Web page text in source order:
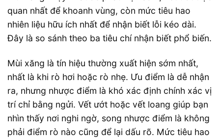
quan nhất để khoanh vùng, còn mức tiêu hao
nhiên liệu hữu ích nhất để nhận biết lỗi kéo dài.
Đây là so sánh theo ba tiêu chí nhận biết phổ biến.
Mùi xăng là tín hiệu thường xuất hiện sớm nhất,
nhất là khi rò hơi hoặc rò nhẹ. Ưu điểm là dễ nhận
ra, nhưng nhược điểm là khó xác định chính xác vị
trí chỉ bằng ngửi. Vết ướt hoặc vết loang giúp bạn
nhìn thấy nơi nghi ngờ, song nhược điểm là không
phải điểm rò nào cũng để lại dấu rõ. Mức tiêu hao